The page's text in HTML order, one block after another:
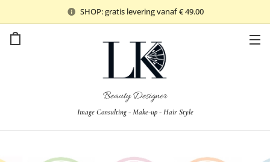
SHOP: gratis levering vanaf € 49.00
Beauty Designer
Image Consulting - Make-up - Hair Style